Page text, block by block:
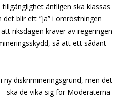
äntligen ska klassas
blir ett ”ja” i omröstningen
riksdagen kräver av regeringen
så att ett sådant
diskrimineringsgrund, men det
ska de vika sig för Moderaterna